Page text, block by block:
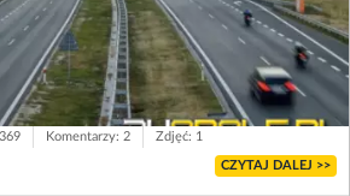
Komentarzy: 2 Zdjęć: 1
CZYTAJ DALEJ >>